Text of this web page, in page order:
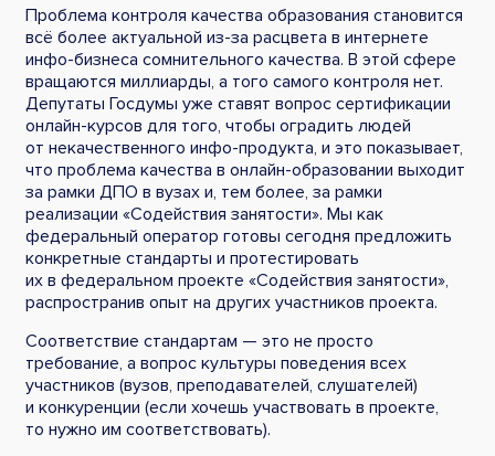
Проблема контроля качества образования становится
всё более актуальной из-за расцвета в интернете
инфо-бизнеса сомнительного качества. В этой сфере
вращаются миллиарды, а того самого контроля нет.
Депутаты Госдумы уже ставят вопрос сертификации
онлайн-курсов для того, чтобы оградить людей
от некачественного инфо-продукта, и это показывает,
что проблема качества в онлайн-образовании выходит
за рамки ДПО в вузах и, тем более, за рамки
реализации «Содействия занятости». Мы как
федеральный оператор готовы сегодня предложить
конкретные стандарты и протестировать
их в федеральном проекте «Содействия занятости»,
распространив опыт на других участников проекта.
Соответствие стандартам — это не просто
требование, а вопрос культуры поведения всех
участников (вузов, преподавателей, слушателей)
и конкуренции (если хочешь участвовать в проекте,
то нужно им соответствовать).